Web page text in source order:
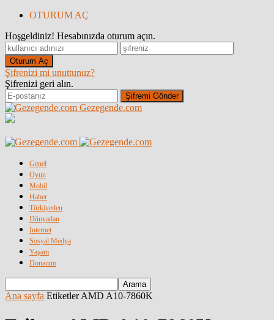
OTURUM AÇ
Hoşgeldiniz! Hesabınızda oturum açın.
Şifrenizi mi unuttunuz?
Şifrenizi geri alın.
Gezegende.com
Genel
Oyun
Mobil
Haber
Türkiyeden
Dünyadan
İnternet
Sosyal Medya
Yaşam
Donanım
Ana sayfa Etiketler AMD A10-7860K